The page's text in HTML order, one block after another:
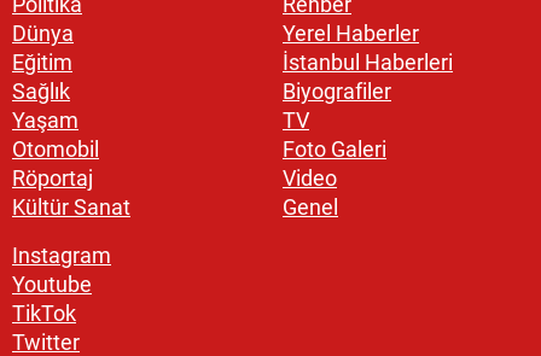
Dünya
Eğitim
Sağlık
Yaşam
Otomobil
Röportaj
Kültür Sanat
Yerel Haberler
İstanbul Haberleri
Biyografiler
TV
Foto Galeri
Video
Genel
Instagram
Youtube
TikTok
Twitter